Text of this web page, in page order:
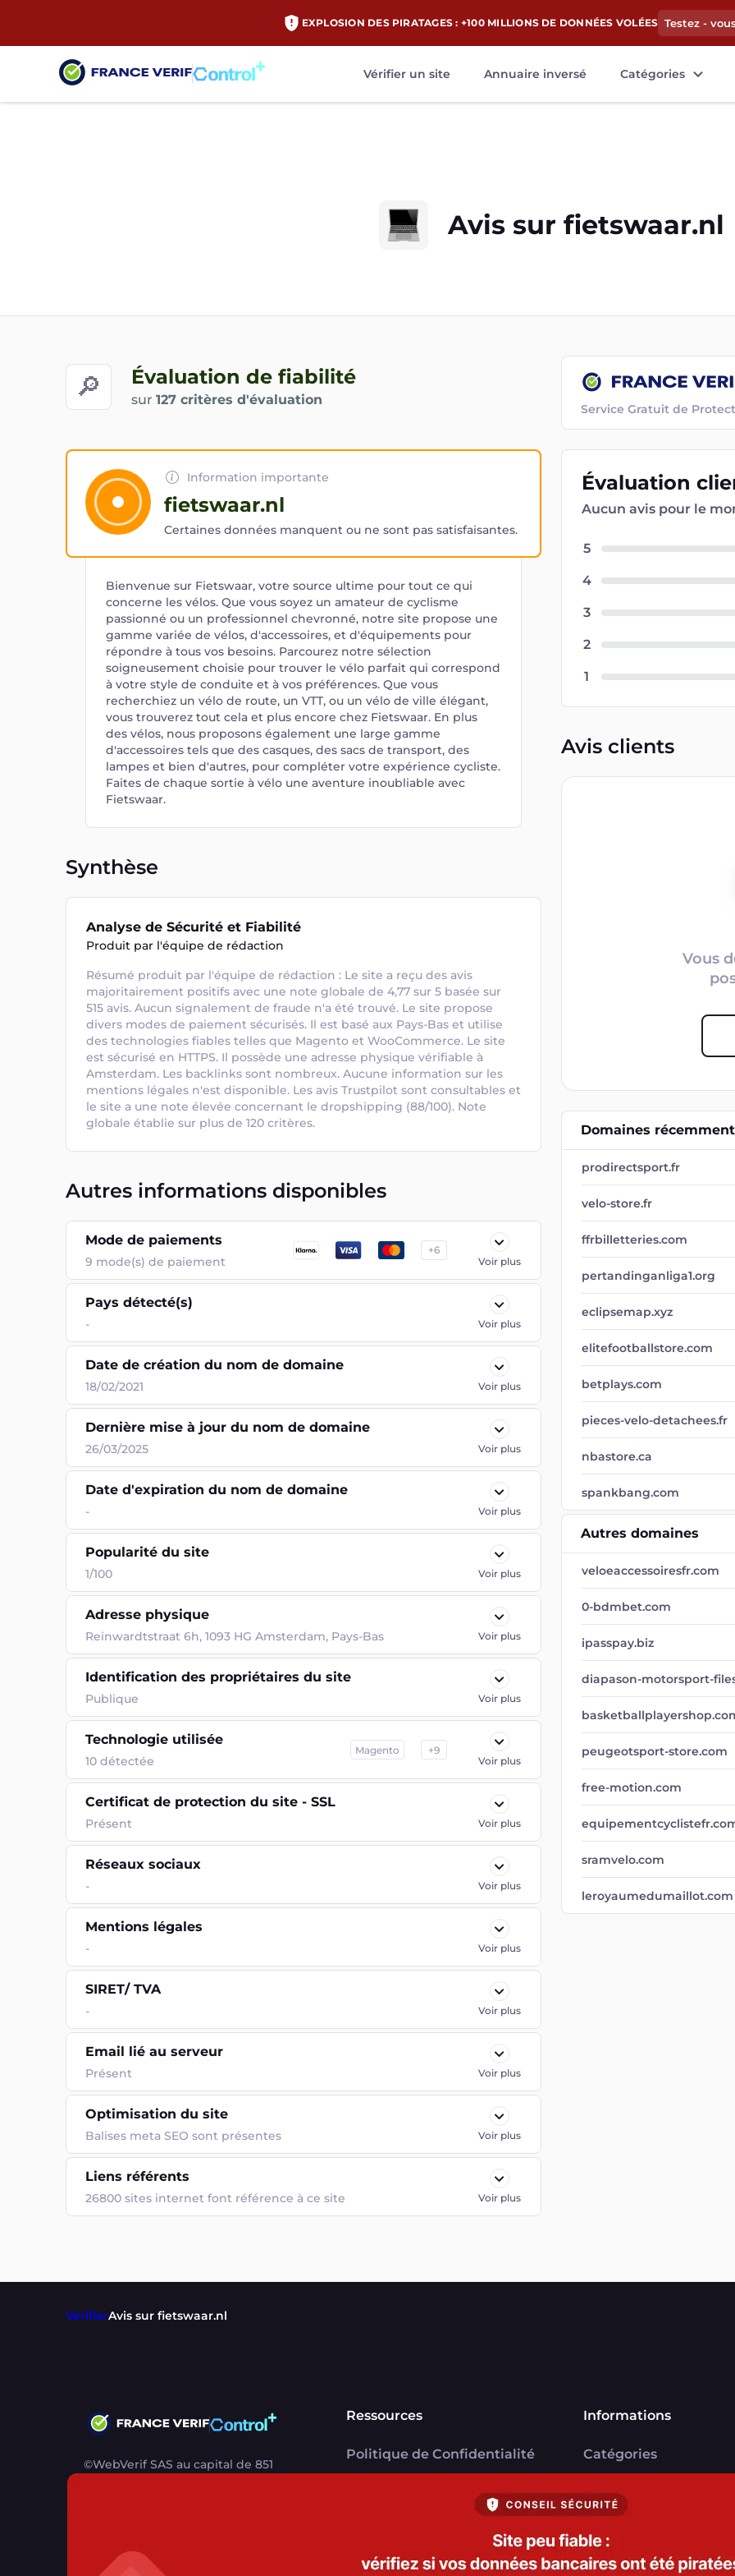
EXPLOSION DES PIRATAGES : +100 MILLIONS DE DONNÉES VOLÉES Testez -
Vérifier un site Annuaire inversé Catégories
Avis sur fietswaar.nl
🔎 Évaluation de fiabilité
sur 127 critères d'évaluation
Service Gratuit de
Information importante
fietswaar.nl
Certaines données manquent ou ne sont pas satisfaisantes.
Bienvenue sur Fietswaar, votre source ultime pour tout ce qui
concerne les vélos. Que vous soyez un amateur de cyclisme
passionné ou un professionnel chevronné, notre site propose une
gamme variée de vélos, d'accessoires, et d'équipements pour
répondre à tous vos besoins. Parcourez notre sélection
soigneusement choisie pour trouver le vélo parfait qui correspond
à votre style de conduite et à vos préférences. Que vous
recherchiez un vélo de route, un VTT, ou un vélo de ville élégant,
vous trouverez tout cela et plus encore chez Fietswaar. En plus
des vélos, nous proposons également une large gamme
d'accessoires tels que des casques, des sacs de transport, des
lampes et bien d'autres, pour compléter votre expérience cycliste.
Faites de chaque sortie à vélo une aventure inoubliable avec
Fietswaar.
Synthèse
Analyse de Sécurité et Fiabilité
Produit par l'équipe de rédaction
Résumé produit par l'équipe de rédaction : Le site a reçu des avis
majoritairement positifs avec une note globale de 4,77 sur 5 basée sur
515 avis. Aucun signalement de fraude n'a été trouvé. Le site propose
divers modes de paiement sécurisés. Il est basé aux Pays-Bas et utilise
des technologies fiables telles que Magento et WooCommerce. Le site
est sécurisé en HTTPS. Il possède une adresse physique vérifiable à
Amsterdam. Les backlinks sont nombreux. Aucune information sur les
mentions légales n'est disponible. Les avis Trustpilot sont consultables et
le site a une note élevée concernant le dropshipping (88/100). Note
globale établie sur plus de 120 critères.
Autres informations disponibles
Mode de paiements
9 mode(s) de paiement
+6
Voir plus
Pays détecté(s)
- Voir plus
Date de création du nom de domaine
18/02/2021 Voir plus
Dernière mise à jour du nom de domaine
26/03/2025 Voir plus
Date d'expiration du nom de domaine
- Voir plus
Popularité du site
1/100 Voir plus
Adresse physique
Reinwardtstraat 6h, 1093 HG Amsterdam, Pays-Bas Voir plus
Identification des propriétaires du site
Publique Voir plus
Technologie utilisée
10 détectée
Magento +9
Voir plus
Certificat de protection du site - SSL
Présent Voir plus
Réseaux sociaux
- Voir plus
Mentions légales
- Voir plus
SIRET/ TVA
- Voir plus
Email lié au serveur
Présent Voir plus
Optimisation du site
Balises meta SEO sont présentes Voir plus
Liens référents
26800 sites internet font référence à ce site Voir plus
Évaluation
Aucun avis pour le
5
4
3
2
1
Avis clients
Vous
Domaines
prodirectsport.fr
velo-store.fr
ffrbilletteries.com
pertandinganliga1.org
eclipsemap.xyz
elitefootballstore.com
betplays.com
pieces-velo-detachees.fr
nbastore.ca
spankbang.com
Autres domaines
veloeaccessoiresfr.com
0-bdmbet.com
ipasspay.biz
diapason-motorsport-
peugeotsport-store.com
free-motion.com
sramvelo.com
leroyaumedumaillot.com
VerifierAvis sur fietswaar.nl
©WebVerif SAS au capital de 851
Ressources
Politique de Confidentialité
CGU FranceVerif+
Informations
Catégories
Signaler une arnaque
Blog